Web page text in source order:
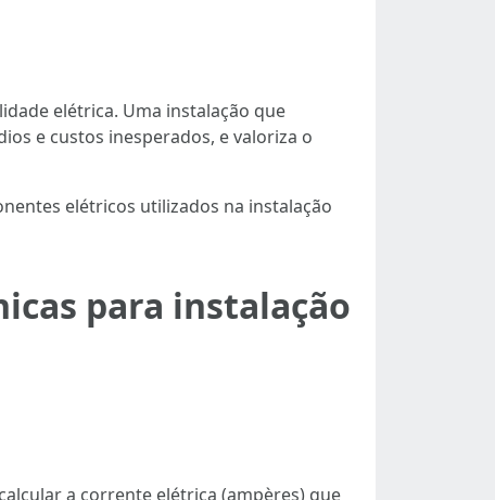
elétrica. Uma instalação que
e custos inesperados, e valoriza o
elétricos utilizados na instalação
para instalação
a corrente elétrica (ampères) que